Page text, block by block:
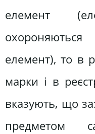
елемент
елемент), то в
марки і в
вказують, що
предметом